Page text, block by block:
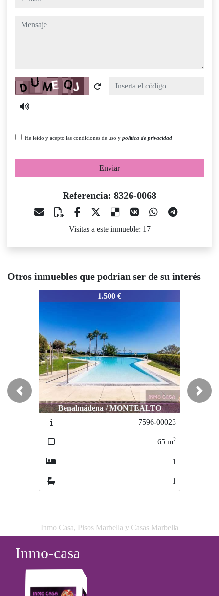
mensaje
Captcha
He leído y acepto las condiciones de uso y política de privacidad
Enviar
Referencia: 8326-0068
Visitas a este inmueble: 17
Otros inmuebles que podrían ser de su interés
1.500 €
Benalmádena / MONTEALTO
7596-00023
8326-0068
Benalmádena / Montealto
7852-0078
Previous Next
Inmo Casa, Pisos Marbella y Casas Marbella
Inmo-casa